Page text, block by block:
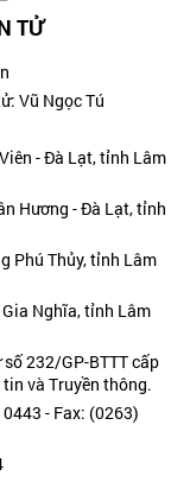
TỬ
Vũ Ngọc Tú
- Đà Lạt, tỉnh Lâm
Hương - Đà Lạt, tỉnh
Phú Thủy, tỉnh Lâm
Nghĩa, tỉnh Lâm
232/GP-BTTT cấp
và Truyền thông.
- Fax: (0263)